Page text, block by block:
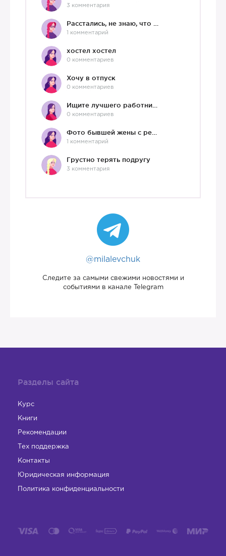
3 комментария
1 комментарий
хостел хостел
0 комментариев
Хочу в отпуск
0 комментариев
0 комментариев
1 комментарий
Грустно терять подругу
3 комментария
@milalevchuk
Следите за самыми свежими новостями и
событиями в канале Telegram
Разделы сайта
Курс
Книги
Рекомендации
Тех поддержка
Контакты
Юридическая информация
Политика конфиденциальности